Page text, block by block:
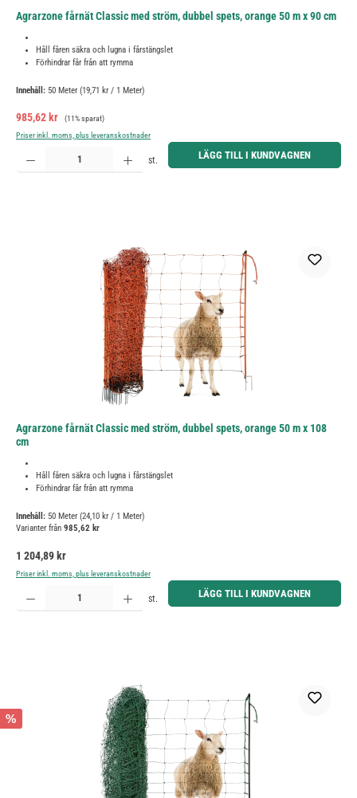
Agrarzone fårnät Classic med ström, dubbel spets, orange 50 m x 90 cm
Håll fåren säkra och lugna i fårstängslet
Förhindrar får från att rymma
Innehåll: 50 Meter (19,71 kr / 1 Meter)
Försäljningspris:
985,62 kr Ordinarie pris:
(11% sparat)
Priser inkl. moms, plus leveranskostnader
Produktkvantitet: Ange önskat belopp eller använd knapparna för att öka eller minska kvantiteten.
st. LÄGG TILL I KUNDVAGNEN
Agrarzone fårnät Classic med ström, dubbel spets, orange 50 m x 108
cm
Håll fåren säkra och lugna i fårstängslet
Förhindrar får från att rymma
Innehåll: 50 Meter (24,10 kr / 1 Meter)
Varianter från 985,62 kr
Ordinarie pris:
1 204,89 kr
Priser inkl. moms, plus leveranskostnader
Produktkvantitet: Ange önskat belopp eller använd knapparna för att öka eller minska kvantiteten.
st. LÄGG TILL I KUNDVAGNEN
%